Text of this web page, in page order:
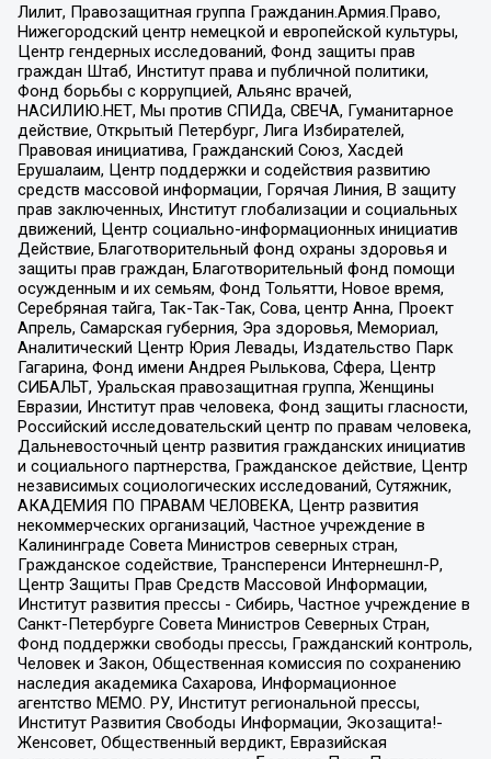
Лилит, Правозащитная группа Гражданин.Армия.Право,
Нижегородский центр немецкой и европейской культуры,
Центр гендерных исследований, Фонд защиты прав
граждан Штаб, Институт права и публичной политики,
Фонд борьбы с коррупцией, Альянс врачей,
НАСИЛИЮ.НЕТ, Мы против СПИДа, СВЕЧА, Гуманитарное
действие, Открытый Петербург, Лига Избирателей,
Правовая инициатива, Гражданский Союз, Хасдей
Ерушалаим, Центр поддержки и содействия развитию
средств массовой информации, Горячая Линия, В защиту
прав заключенных, Институт глобализации и социальных
движений, Центр социально-информационных инициатив
Действие, Благотворительный фонд охраны здоровья и
защиты прав граждан, Благотворительный фонд помощи
осужденным и их семьям, Фонд Тольятти, Новое время,
Серебряная тайга, Так-Так-Так, Сова, центр Анна, Проект
Апрель, Самарская губерния, Эра здоровья, Мемориал,
Аналитический Центр Юрия Левады, Издательство Парк
Гагарина, Фонд имени Андрея Рылькова, Сфера, Центр
СИБАЛЬТ, Уральская правозащитная группа, Женщины
Евразии, Институт прав человека, Фонд защиты гласности,
Российский исследовательский центр по правам человека,
Дальневосточный центр развития гражданских инициатив
и социального партнерства, Гражданское действие, Центр
независимых социологических исследований, Сутяжник,
АКАДЕМИЯ ПО ПРАВАМ ЧЕЛОВЕКА, Центр развития
некоммерческих организаций, Частное учреждение в
Калининграде Совета Министров северных стран,
Гражданское содействие, Трансперенси Интернешнл-Р,
Центр Защиты Прав Средств Массовой Информации,
Институт развития прессы - Сибирь, Частное учреждение в
Санкт-Петербурге Совета Министров Северных Стран,
Фонд поддержки свободы прессы, Гражданский контроль,
Человек и Закон, Общественная комиссия по сохранению
наследия академика Сахарова, Информационное
агентство МЕМО. РУ, Институт региональной прессы,
Институт Развития Свободы Информации, Экозащита!-
Женсовет, Общественный вердикт, Евразийская